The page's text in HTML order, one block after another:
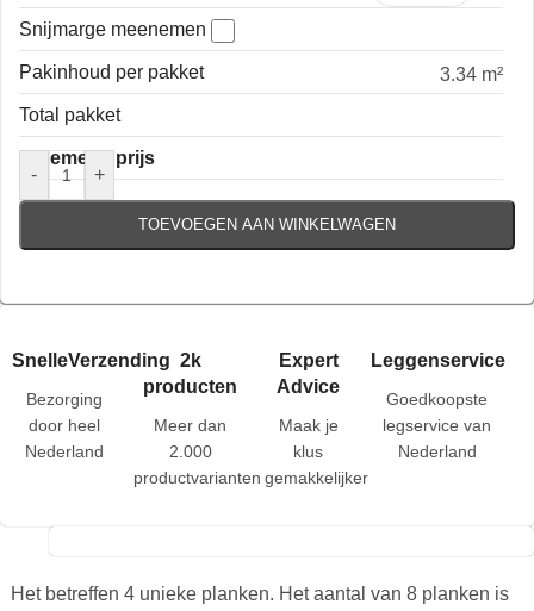
Snijmarge meenemen
Pakinhoud per pakket
3.34 m²
Total pakket
Algemene prijs
-
+
TOEVOEGEN AAN WINKELWAGEN
SnelleVerzending
Bezorging
door heel
Nederland
2k
producten
Meer dan
2.000
productvarianten
Expert
Advice
Maak je
klus
gemakkelijker
Leggenservice
Goedkoopste
legservice van
Nederland
Het betreffen 4 unieke planken. Het aantal van 8 planken is